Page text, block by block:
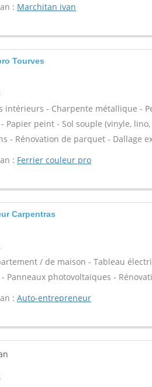
: Marchitan ivan
Tourves
intérieurs - Charpente métallique -
Papier peint - Sol souple (vinyle,
- Rénovation de parquet - Dallage
: Ferrier couleur pro
Carpentras
/ de maison - Tableau
Panneaux photovoltaïques -
: Auto-entrepreneur